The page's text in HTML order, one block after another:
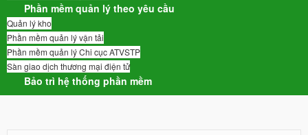
Phần mềm quản lý theo yêu cầu
Quản lý kho
Phần mềm quản lý vận tải
Phần mềm quản lý Chi cục ATVSTP
Sàn giao dịch thương mại điện tử
Bảo trì hệ thống phần mềm